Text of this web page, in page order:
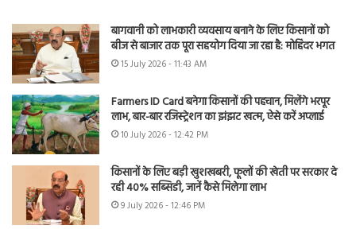
बागवानी को लाभकारी व्यवसाय बनाने के लिए किसानों को
बीज से बाजार तक पूरा सहयोग दिया जा रहा है: मोहिंदर भगत
15 July 2026 - 11:43 AM
Farmers ID Card बनेगा किसानों की पहचान, मिलेंगे भरपूर
लाभ, बार-बार रजिस्ट्रेशन का झंझट खत्म, ऐसे करें अप्लाई
10 July 2026 - 12:42 PM
किसानों के लिए बड़ी खुशखबरी, फूलों की खेती पर सरकार दे
रही 40% सब्सिडी, जानें कैसे मिलेगा लाभ
9 July 2026 - 12:46 PM